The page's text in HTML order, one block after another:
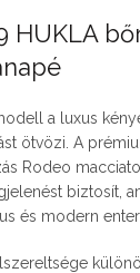
HUKLA
a luxus
ötvözi. A
Rodeo
biztosít,
és modern